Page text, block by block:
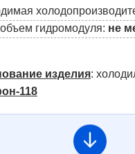
гидромодуля: не
изделия:
118